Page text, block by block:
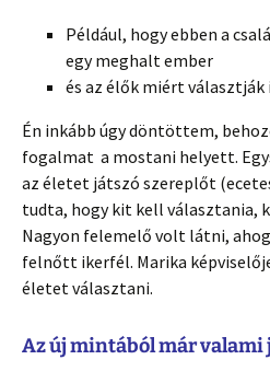
Például, hogy ebben a
egy meghalt ember
és az élők miért választják
Én inkább úgy döntöttem,
fogalmat a mostani helyett.
az életet játszó szereplőt
tudta, hogy kit kell választania,
Nagyon felemelő volt látni,
felnőtt ikerfél. Marika
életet választani.
Az új mintából már